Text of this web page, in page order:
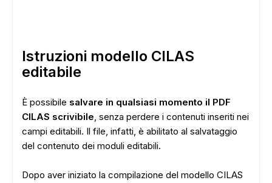
ADS
Istruzioni modello CILAS
editabile
È possibile salvare in qualsiasi momento il PDF
CILAS scrivibile, senza perdere i contenuti inseriti nei
campi editabili. Il file, infatti, è abilitato al salvataggio
del contenuto dei moduli editabili.
Dopo aver iniziato la compilazione del modello CILAS